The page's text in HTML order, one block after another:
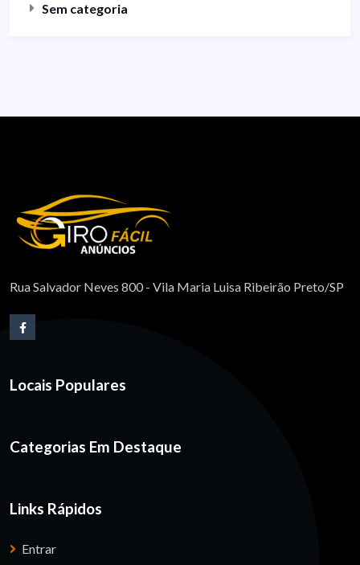
Sem categoria
Rua Salvador Neves 800 - Vila Maria Luisa Ribeirão Preto/SP
Locais Populares
Categorias Em Destaque
Links Rápidos
Entrar